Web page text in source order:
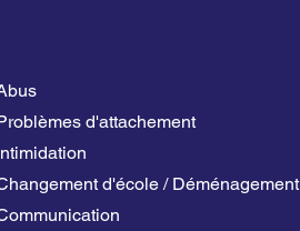
d'attachement
d'école / Déménagement